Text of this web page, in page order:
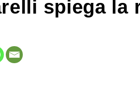
spiega la